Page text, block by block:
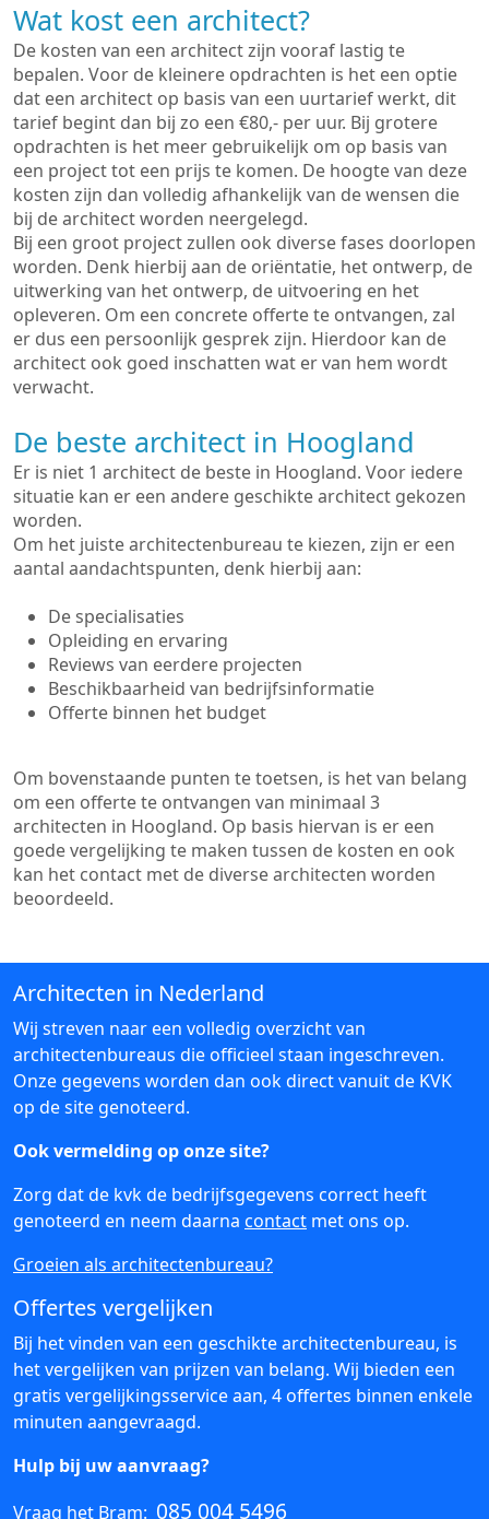
Wat kost een architect?
De kosten van een architect zijn vooraf lastig te
bepalen. Voor de kleinere opdrachten is het een optie
dat een architect op basis van een uurtarief werkt, dit
tarief begint dan bij zo een €80,- per uur. Bij grotere
opdrachten is het meer gebruikelijk om op basis van
een project tot een prijs te komen. De hoogte van deze
kosten zijn dan volledig afhankelijk van de wensen die
bij de architect worden neergelegd.
Bij een groot project zullen ook diverse fases doorlopen
worden. Denk hierbij aan de oriëntatie, het ontwerp, de
uitwerking van het ontwerp, de uitvoering en het
opleveren. Om een concrete offerte te ontvangen, zal
er dus een persoonlijk gesprek zijn. Hierdoor kan de
architect ook goed inschatten wat er van hem wordt
verwacht.
De beste architect in Hoogland
Er is niet 1 architect de beste in Hoogland. Voor iedere
situatie kan er een andere geschikte architect gekozen
worden.
Om het juiste architectenbureau te kiezen, zijn er een
aantal aandachtspunten, denk hierbij aan:
De specialisaties
Opleiding en ervaring
Reviews van eerdere projecten
Beschikbaarheid van bedrijfsinformatie
Offerte binnen het budget
Om bovenstaande punten te toetsen, is het van belang
om een offerte te ontvangen van minimaal 3
architecten in Hoogland. Op basis hiervan is er een
goede vergelijking te maken tussen de kosten en ook
kan het contact met de diverse architecten worden
beoordeeld.
Architecten in Nederland
Wij streven naar een volledig overzicht van
architectenbureaus die officieel staan ingeschreven.
Onze gegevens worden dan ook direct vanuit de KVK
op de site genoteerd.
Ook vermelding op onze site?
Zorg dat de kvk de bedrijfsgegevens correct heeft
genoteerd en neem daarna contact met ons op.
Groeien als architectenbureau?
Offertes vergelijken
Bij het vinden van een geschikte architectenbureau, is
het vergelijken van prijzen van belang. Wij bieden een
gratis vergelijkingsservice aan, 4 offertes binnen enkele
minuten aangevraagd.
Hulp bij uw aanvraag?
Vraag het Bram: 085 004 5496